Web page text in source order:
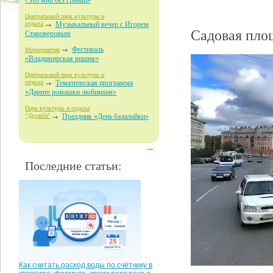
Центральный парк культуры и
отдыха
Музыкальный вечер с Игорем
Староверовым
Мероприятия
Фестиваль
«Владимирская вишня»
Центральный парк культуры и
отдыха
Тематическая программа
«Дарите ромашки любимым»
Парк культуры и отдыха
"Дружба" Праздник «День балалайки»
Последние статьи:
Как считать расход воды по счётчику в
Садовая